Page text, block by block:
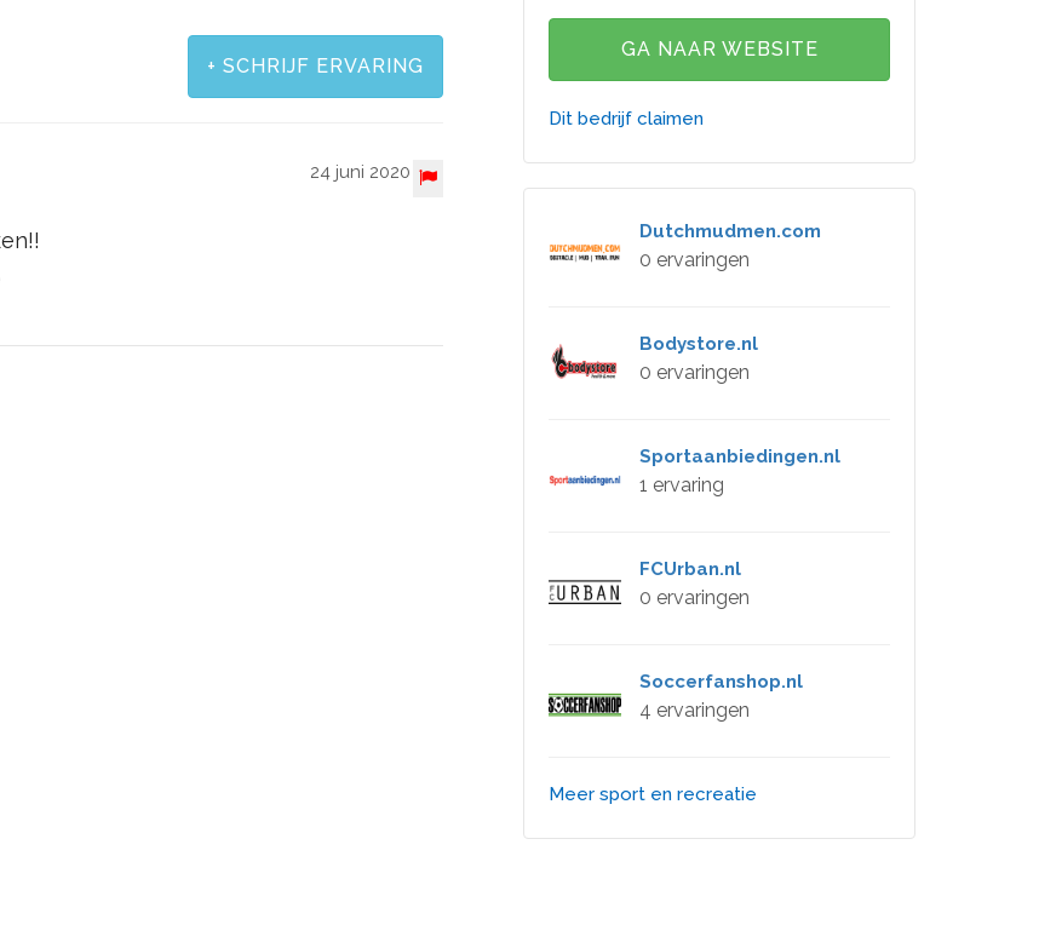
+ SCHRIJF ERVARING
24 juni 2020
GA NAAR WEBSITE
Dit bedrijf claimen
Dutchmudmen.com
0 ervaringen
Bodystore.nl
0 ervaringen
Sportaanbiedingen.nl
1 ervaring
FCUrban.nl
0 ervaringen
Soccerfanshop.nl
4 ervaringen
Meer sport en recreatie